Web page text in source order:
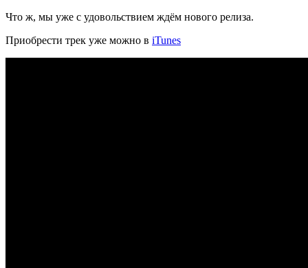
Что ж, мы уже с удовольствием ждём нового релиза.
Приобрести трек уже можно в iTunes